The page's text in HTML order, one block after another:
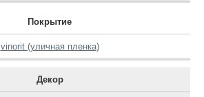
Покрытие
vinorit (уличная пленка)
Декор